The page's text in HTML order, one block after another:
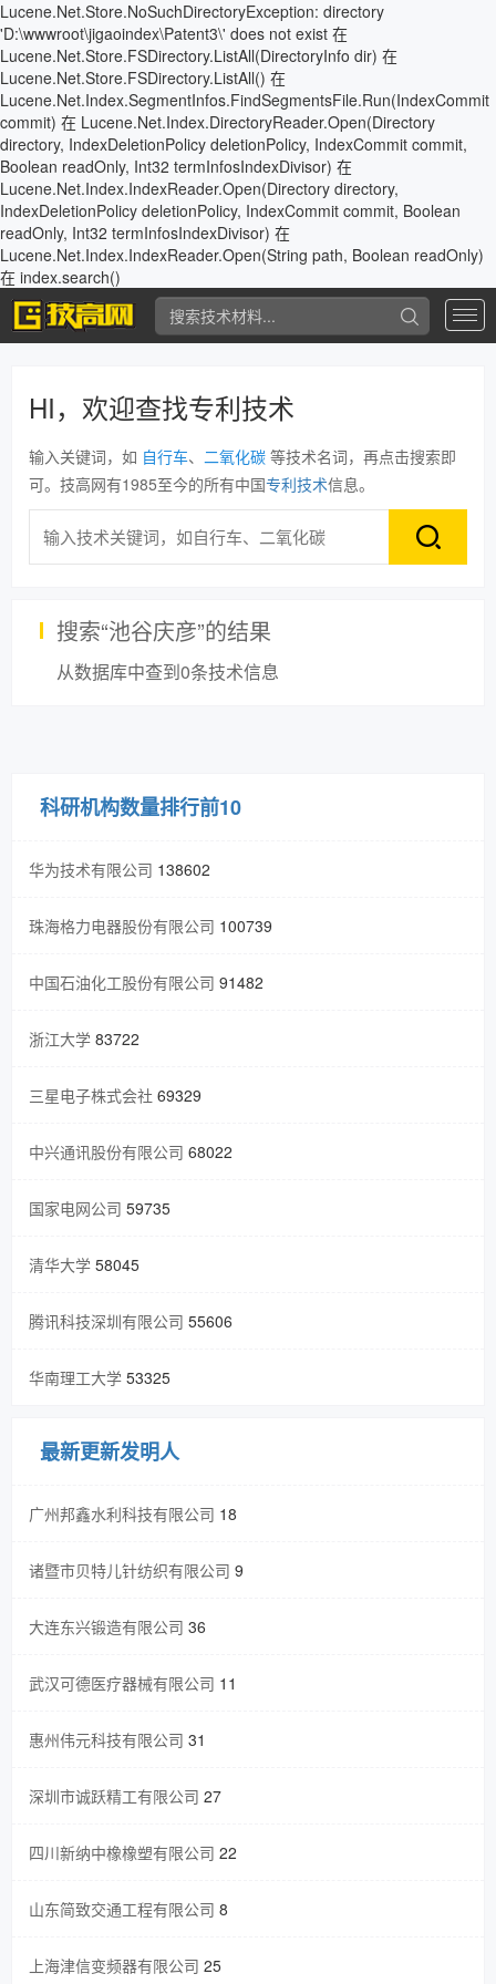
Lucene.Net.Store.NoSuchDirectoryException: directory
'D:\wwwroot\jigaoindex\Patent3\' does not exist 在
Lucene.Net.Store.FSDirectory.ListAll(DirectoryInfo dir) 在
Lucene.Net.Store.FSDirectory.ListAll() 在
Lucene.Net.Index.SegmentInfos.FindSegmentsFile.Run(IndexCommit
commit) 在 Lucene.Net.Index.DirectoryReader.Open(Directory
directory, IndexDeletionPolicy deletionPolicy, IndexCommit commit,
Boolean readOnly, Int32 termInfosIndexDivisor) 在
Lucene.Net.Index.IndexReader.Open(Directory directory,
IndexDeletionPolicy deletionPolicy, IndexCommit commit, Boolean
readOnly, Int32 termInfosIndexDivisor) 在
Lucene.Net.Index.IndexReader.Open(String path, Boolean readOnly)
在 index.search()
专
利
HI，欢迎查找专利技术
输入关键词，如 自行车、 二氧化碳 等技术名词，再点击搜索即
可。技高网有1985至今的所有中国专利技术信息。
搜索“池谷庆彦”的结果
从数据库中查到0条技术信息
科研机构数量排行前10
华为技术有限公司 138602
珠海格力电器股份有限公司 100739
中国石油化工股份有限公司 91482
浙江大学 83722
三星电子株式会社 69329
中兴通讯股份有限公司 68022
国家电网公司 59735
清华大学 58045
腾讯科技深圳有限公司 55606
华南理工大学 53325
最新更新发明人
广州邦鑫水利科技有限公司 18
诸暨市贝特儿针纺织有限公司 9
大连东兴锻造有限公司 36
武汉可德医疗器械有限公司 11
惠州伟元科技有限公司 31
深圳市诚跃精工有限公司 27
四川新纳中橡橡塑有限公司 22
山东简致交通工程有限公司 8
上海津信变频器有限公司 25